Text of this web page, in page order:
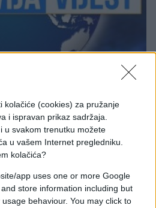
kolačiće (cookies) za pružanje
i ispravan prikaz sadržaja.
u svakom trenutku možete
u vašem Internet pregledniku.
kolačića?
app uses one or more Google
store information including but
behaviour. You may click to
putu kod Foče i pogodila
osoba iz Sarajeva